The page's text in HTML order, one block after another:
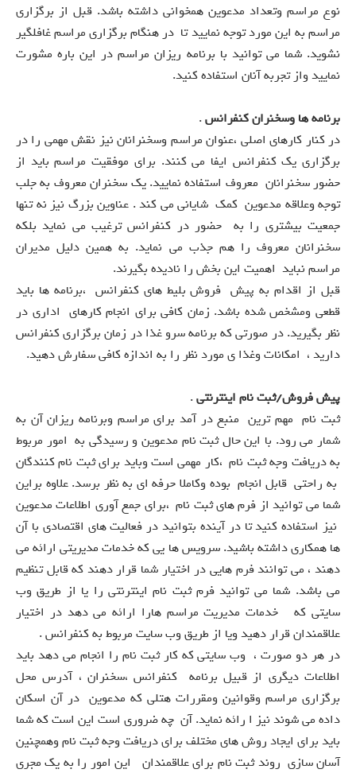
نوع مراسم وتعداد مدعوین همخوانی داشته باشد. قبل از برگزاری
مراسم به این مورد توجه نمایید تا در هنگام برگزاری مراسم غافلگیر
نشوید. شما می توانید با برنامه ریزان مراسم در این باره مشورت
نمایید واز تجربه آنان استفاده کنید.
برنامه ها وسخنران کنفرانس.
در کنار کارهای اصلی ،عنوان مراسم وسخنرانان نیز نقش مهمی را در
برگزاری یک کنفرانس ایفا می کنند. برای موفقیت مراسم باید از
حضور سخنرانان معروف استفاده نمایید. یک سخنران معروف به جلب
توجه وعلاقه مدعوین کمک شایانی می کند . عناوین بزرگ نیز نه تنها
جمعیت بیشتری را به حضور در کنفرانس ترغیب می نماید بلکه
سخنرانان معروف را هم جذب می نماید. به همین دلیل مدیران
مراسم نباید اهمیت این بخش را نادیده بگیرند.
قبل از اقدام به پیش فروش بلیط های کنفرانس ،برنامه ها باید
قطعی ومشخص شده باشد. زمان کافی برای انجام کارهای اداری در
نظر بگیرید. در صورتی که برنامه سرو غذا در زمان برگزاری کنفرانس
دارید ، امکانات وغذا ی مورد نظر را به اندازه کافی سفارش دهید.
پیش فروش/ثبت نام اینترنتی.
ثبت نام مهم ترین منبع در آمد برای مراسم وبرنامه ریزان آن به
شمار می رود. با این حال ثبت نام مدعوین و رسیدگی به امور مربوط
به دریافت وجه ثبت نام ،کار مهمی است وباید برای ثبت نام کنندگان
به راحتی قابل انجام بوده وکاملا حرفه ای به نظر برسد. علاوه براین
شما می توانید از فرم های ثبت نام ،برای جمع آوری اطلاعات مدعوین
نیز استفاده کنید تا در آینده بتوانید در فعالیت های اقتصادی با آن
ها همکاری داشته باشید. سرویس ها یی که خدمات مدیریتی ارائه می
دهند ، می توانند فرم هایی در اختیار شما قرار دهند که قابل تنظیم
می باشد. شما می توانید فرم ثبت نام اینترنتی را یا از طریق وب
سایتی که خدمات مدیریت مراسم هارا ارائه می دهد در اختیار
علاقمندان قرار دهید ویا از طریق وب سایت مربوط به کنفرانس .
در هر دو صورت ، وب سایتی که کار ثبت نام را انجام می دهد باید
اطلاعات دیگری از قبیل برنامه کنفرانس ،سخنران ، آدرس محل
برگزاری مراسم وقوانین ومقررات هتلی که مدعوین در آن اسکان
داده می شوند نیز ا رائه نماید. آن چه ضروری است این است که شما
باید برای ایجاد روش های مختلف برای دریافت وجه ثبت نام وهمچنین
آسان سازی روند ثبت نام برای علاقمندان این امور را به یک مجری